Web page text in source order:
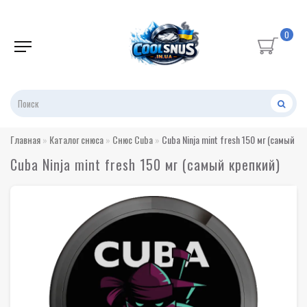
0
Главная Каталог снюса Снюс Cuba Cuba Ninja mint fresh 150 мг (самый
Cuba Ninja mint fresh 150 мг (самый крепкий)